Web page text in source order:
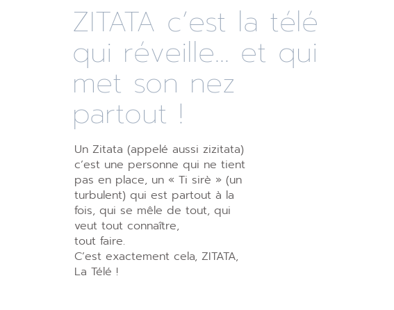
ZITATA c’est la télé
qui réveille... et qui
met son nez
partout !
Un Zitata (appelé aussi zizitata)
c’est une personne qui ne tient
pas en place, un « Ti sirè » (un
turbulent) qui est partout à la
fois, qui se mêle de tout, qui
veut tout connaître,
tout faire.
C’est exactement cela, ZITATA,
La Télé !